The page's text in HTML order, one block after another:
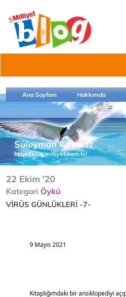
Ana Sayfam Hakkımda
Süleyman Kaymaz
http://blog.milliyet.com.tr/
22 Ekim '20
Kategori Öykü
VİRÜS GÜNLÜKLERİ -7-
		9 Mayıs 2021